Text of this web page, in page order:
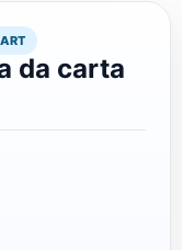
da carta